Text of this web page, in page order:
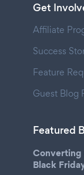
Get
Affiliate
Success
Feature
Guest Blog
Featured
Converting
Black